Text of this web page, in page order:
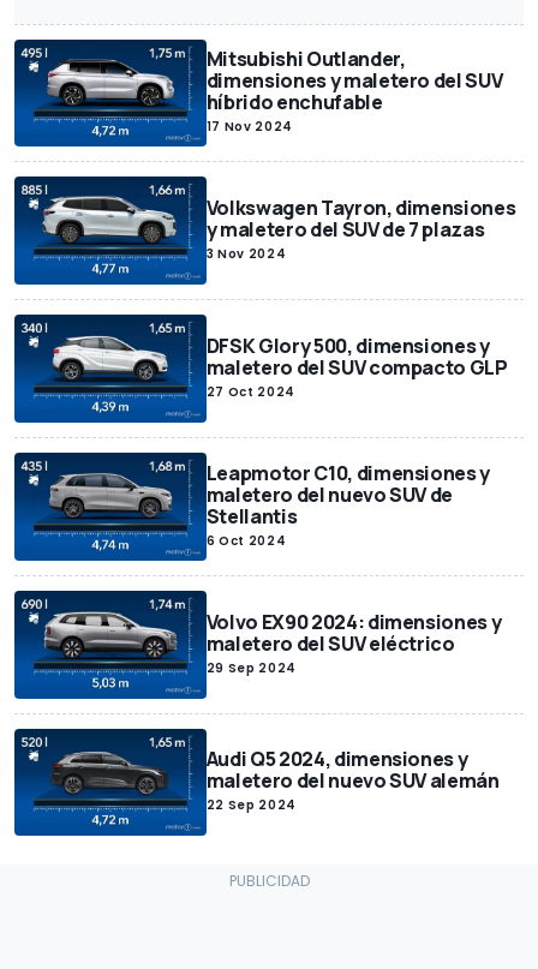
Mitsubishi Outlander,
dimensiones y maletero del SUV
híbrido enchufable
17 Nov 2024
Volkswagen Tayron, dimensiones
y maletero del SUV de 7 plazas
3 Nov 2024
DFSK Glory 500, dimensiones y
maletero del SUV compacto GLP
27 Oct 2024
Leapmotor C10, dimensiones y
maletero del nuevo SUV de
Stellantis
6 Oct 2024
Volvo EX90 2024: dimensiones y
maletero del SUV eléctrico
29 Sep 2024
Audi Q5 2024, dimensiones y
maletero del nuevo SUV alemán
22 Sep 2024